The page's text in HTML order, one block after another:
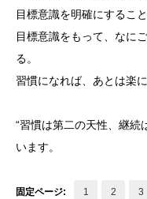
目標意識を明確にするこ
目標意識をもって、なに
る。
習慣になれば、あとは楽
“習慣は第二の天性、継続
います。
固定ページ: 1 2 3